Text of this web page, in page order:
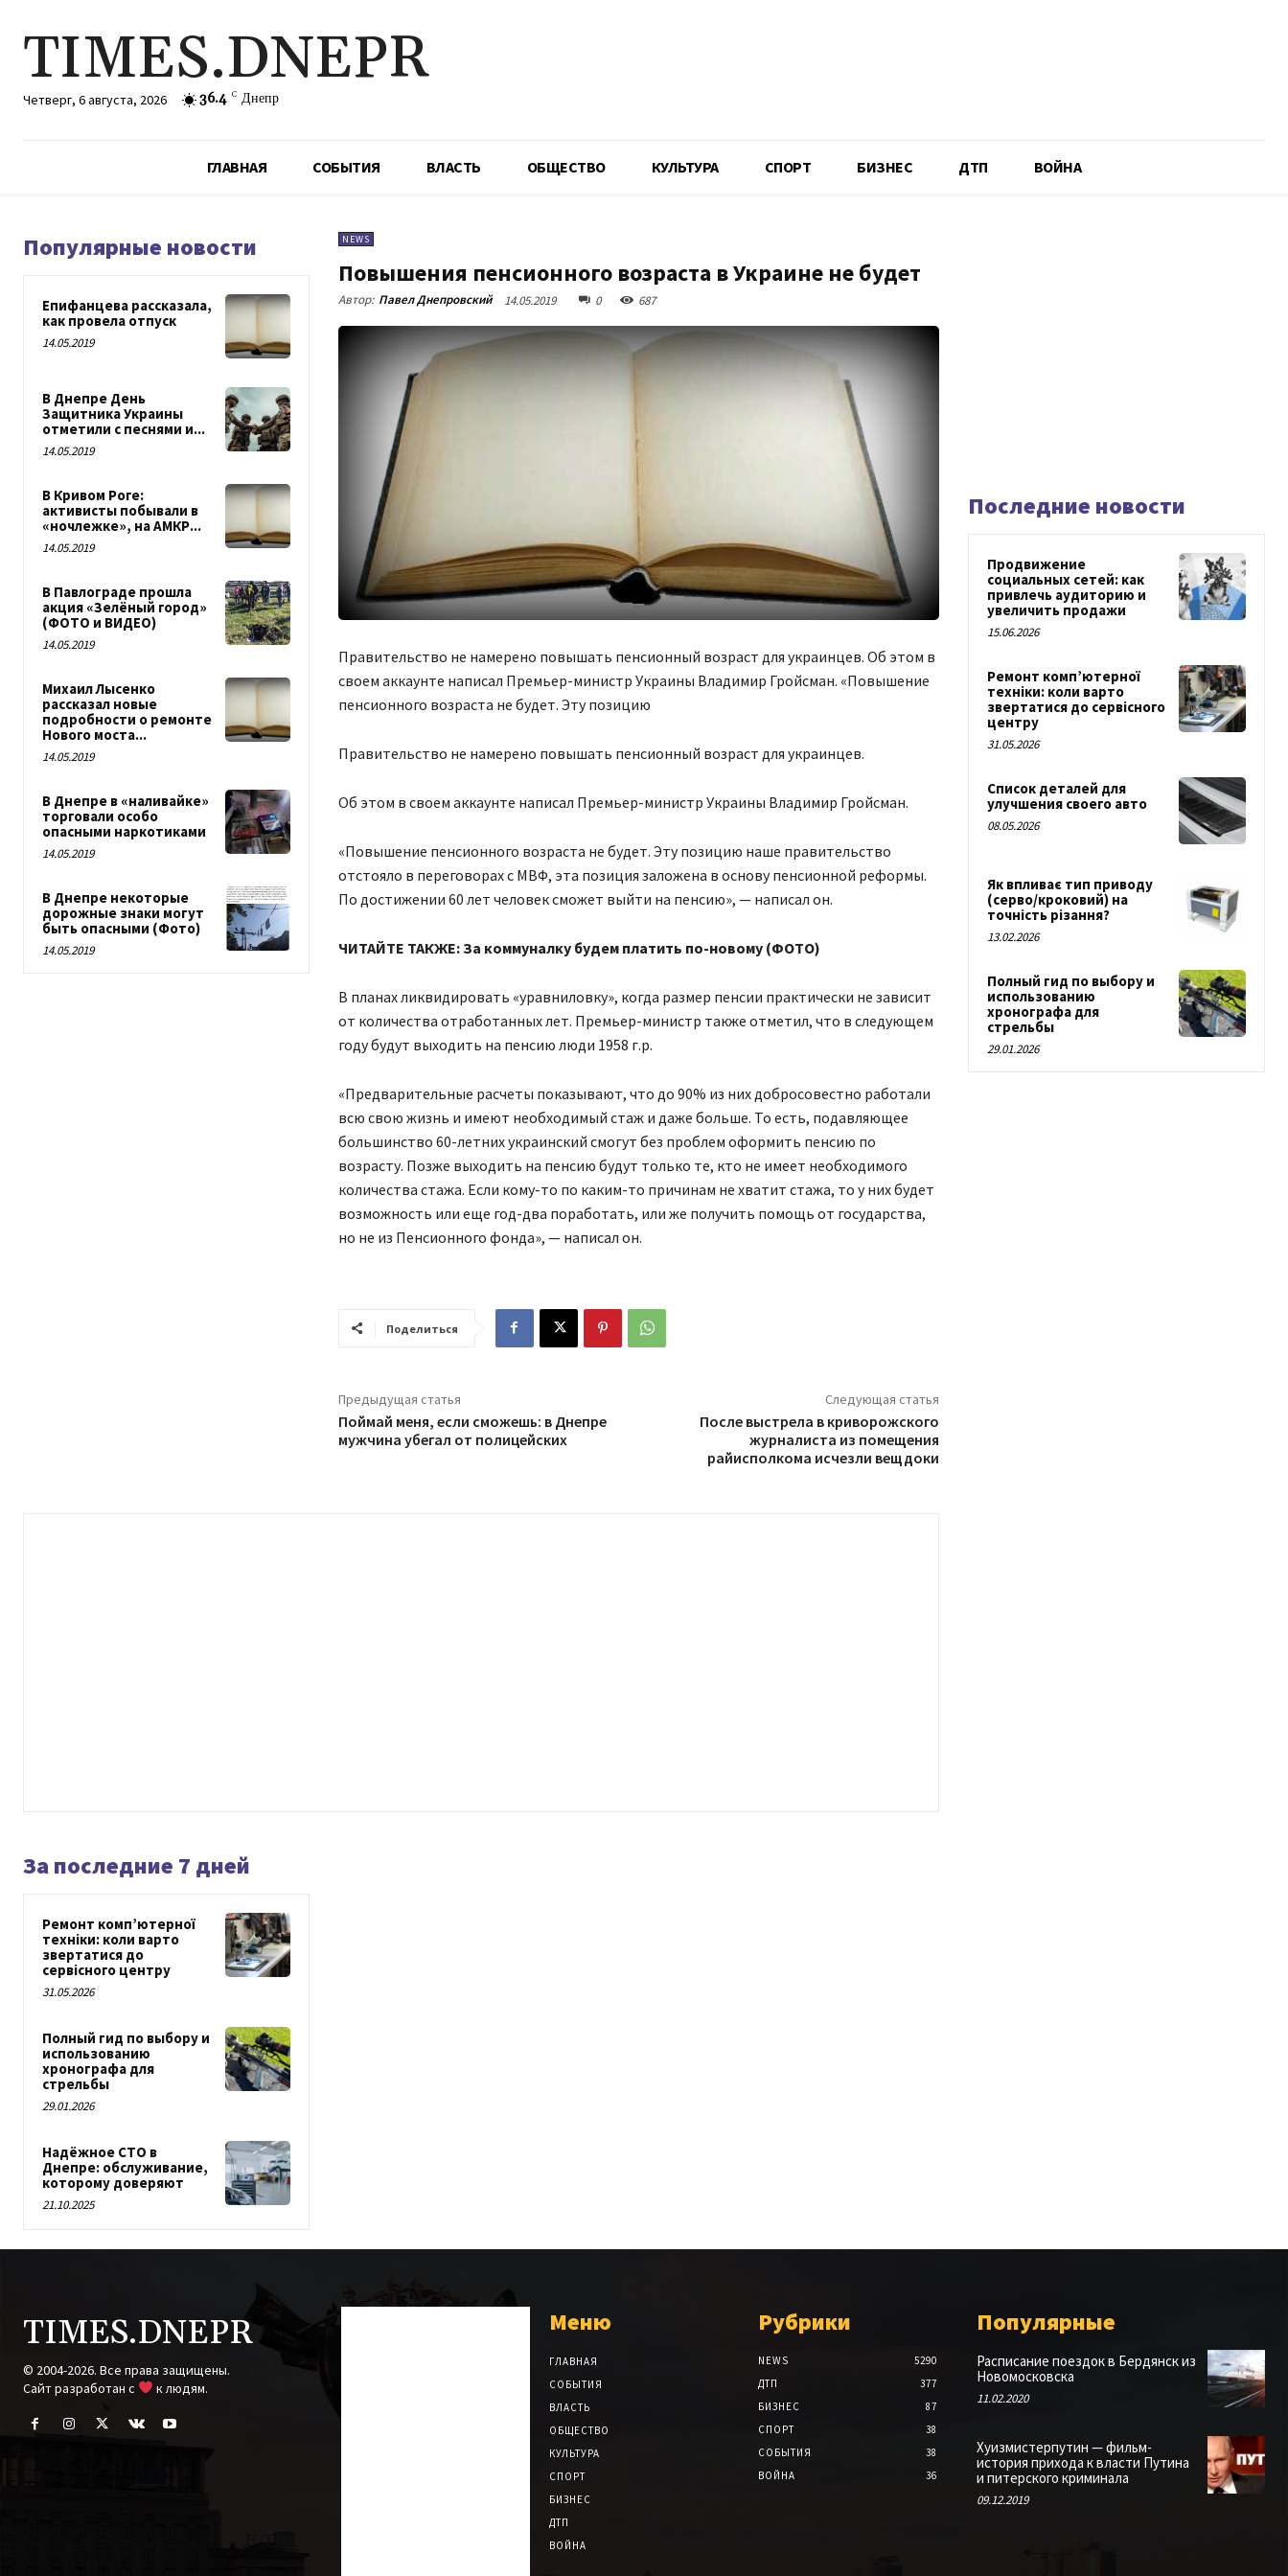
TIMES.DNEPR
Четверг, 6 августа, 2026 36.4 C Днепр
ГЛАВНАЯ СОБЫТИЯ ВЛАСТЬ ОБЩЕСТВО КУЛЬТУРА СПОРТ БИЗНЕС ДТП ВОЙНА
Популярные новости
Епифанцева рассказала,
как провела отпуск
14.05.2019
В Днепре День
Защитника Украины
отметили с песнями и...
14.05.2019
В Кривом Роге:
активисты побывали в
«ночлежке», на АМКР...
14.05.2019
В Павлограде прошла
акция «Зелёный город»
(ФОТО и ВИДЕО)
14.05.2019
Михаил Лысенко
рассказал новые
подробности о ремонте
Нового моста...
14.05.2019
В Днепре в «наливайке»
торговали особо
опасными наркотиками
14.05.2019
В Днепре некоторые
дорожные знаки могут
быть опасными (Фото)
14.05.2019
NEWS
Повышения пенсионного возраста в Украине не будет
Автор: Павел Днепровский 14.05.2019 0 687
Правительство не намерено повышать пенсионный возраст для украинцев. Об этом в
своем аккаунте написал Премьер-министр Украины Владимир Гройсман. «Повышение
пенсионного возраста не будет. Эту позицию
Правительство не намерено повышать пенсионный возраст для украинцев.
Об этом в своем аккаунте написал Премьер-министр Украины Владимир Гройсман.
«Повышение пенсионного возраста не будет. Эту позицию наше правительство
отстояло в переговорах с МВФ, эта позиция заложена в основу пенсионной реформы.
По достижении 60 лет человек сможет выйти на пенсию», — написал он.
ЧИТАЙТЕ ТАКЖЕ: За коммуналку будем платить по-новому (ФОТО)
В планах ликвидировать «уравниловку», когда размер пенсии практически не зависит
от количества отработанных лет. Премьер-министр также отметил, что в следующем
году будут выходить на пенсию люди 1958 г.р.
«Предварительные расчеты показывают, что до 90% из них добросовестно работали
всю свою жизнь и имеют необходимый стаж и даже больше. То есть, подавляющее
большинство 60-летних украинский смогут без проблем оформить пенсию по
возрасту. Позже выходить на пенсию будут только те, кто не имеет необходимого
количества стажа. Если кому-то по каким-то причинам не хватит стажа, то у них будет
возможность или еще год-два поработать, или же получить помощь от государства,
но не из Пенсионного фонда», — написал он.
Поделиться
Предыдущая статья
Поймай меня, если сможешь: в Днепре
мужчина убегал от полицейских
Следующая статья
После выстрела в криворожского
журналиста из помещения
райисполкома исчезли вещдоки
За последние 7 дней
Ремонт комп’ютерної
техніки: коли варто
звертатися до
сервісного центру
31.05.2026
Полный гид по выбору и
использованию
хронографа для
стрельбы
29.01.2026
Надёжное СТО в
Днепре: обслуживание,
которому доверяют
21.10.2025
Последние новости
Продвижение
социальных сетей: как
привлечь аудиторию и
увеличить продажи
15.06.2026
Ремонт комп’ютерної
техніки: коли варто
звертатися до сервісного
центру
31.05.2026
Список деталей для
улучшения своего авто
08.05.2026
Як впливає тип приводу
(серво/кроковий) на
точність різання?
13.02.2026
Полный гид по выбору и
использованию
хронографа для
стрельбы
29.01.2026
TIMES.DNEPR
© 2004-2026. Все права защищены.
Cайт разработан с
к людям.
Меню
ГЛАВНАЯ
СОБЫТИЯ
ВЛАСТЬ
ОБЩЕСТВО
КУЛЬТУРА
СПОРТ
БИЗНЕС
ДТП
ВОЙНА
Рубрики
NEWS
5290
ДТП
377
БИЗНЕС
87
СПОРТ
38
СОБЫТИЯ
38
ВОЙНА
36
Популярные
Расписание поездок в Бердянск из
Новомосковска
11.02.2020
Хуизмистерпутин — фильм-
история прихода к власти Путина
и питерского криминала
09.12.2019